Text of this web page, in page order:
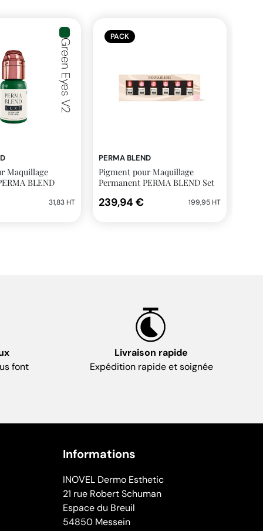
Green Eyes V2
Maquillage
BLEND
31,83 HT
PACK
PERMA BLEND
Pigment pour Maquillage
Permanent PERMA BLEND Set
239,94 € 199,95 HT
font
Livraison rapide
Expédition rapide et soignée
Informations
INOVEL Dermo Esthetic
21 rue Robert Schuman
Espace du Breuil
54850 Messein